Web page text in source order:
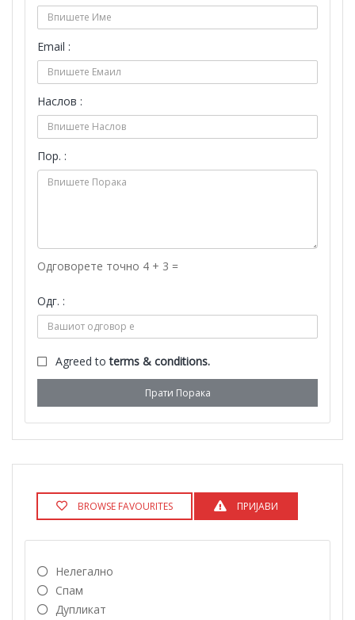
Email :
Наслов :
Пор. :
Одговорете точно 4 + 3 =
Одг. :
Agreed toterms & conditions.
Прати Порака
BROWSE FAVOURITES ПРИЈАВИ
Нелегално
Спам
Дупликат